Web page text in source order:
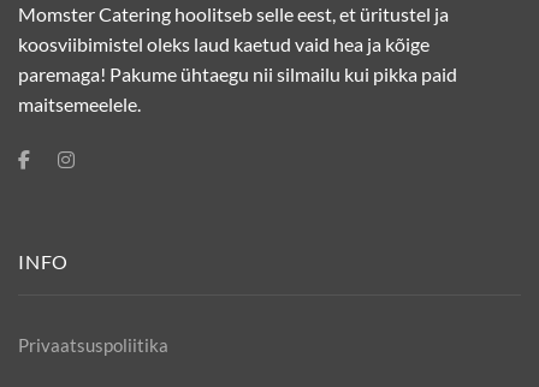
Momster Catering hoolitseb selle eest, et üritustel ja
koosviibimistel oleks laud kaetud vaid hea ja kõige
paremaga! Pakume ühtaegu nii silmailu kui pikka paid
maitsemeelele.
INFO
Privaatsuspoliitika